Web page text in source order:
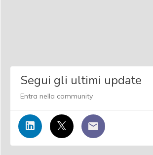
Segui gli ultimi update
Entra nella community